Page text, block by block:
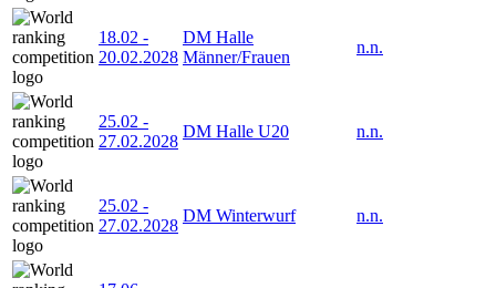
18.02 -
20.02.2028
DM Halle
Männer/Frauen
n.n.
25.02 -
27.02.2028
DM Halle U20 n.n.
25.02 -
27.02.2028
DM Winterwurf n.n.